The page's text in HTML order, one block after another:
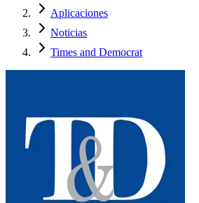
Aplicaciones
Noticias
Times and Democrat